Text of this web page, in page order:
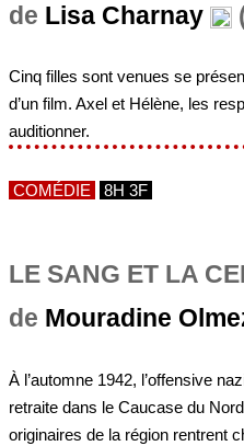
de Lisa Charnay
Cinq filles sont venues se
d’un film. Axel et Hélène, les
auditionner.
COMÉDIE 8H 3F
LE SANG ET LA
de Mouradine
À l’automne 1942, l’offensive
retraite dans le Caucase du
originaires de la région rentrent